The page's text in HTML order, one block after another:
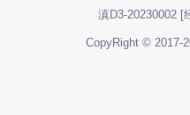
滇D3-20230002 [
CopyRight ©